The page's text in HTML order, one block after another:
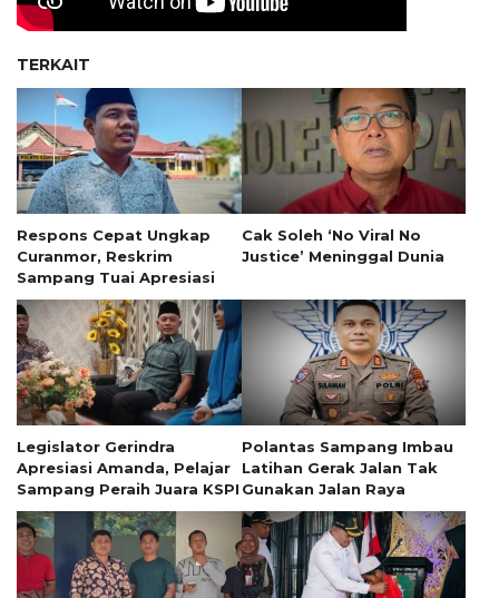
TERKAIT
Respons Cepat Ungkap
Curanmor, Reskrim
Sampang Tuai Apresiasi
Cak Soleh ‘No Viral No
Justice’ Meninggal Dunia
Legislator Gerindra
Apresiasi Amanda, Pelajar
Sampang Peraih Juara KSPI
Polantas Sampang Imbau
Latihan Gerak Jalan Tak
Gunakan Jalan Raya